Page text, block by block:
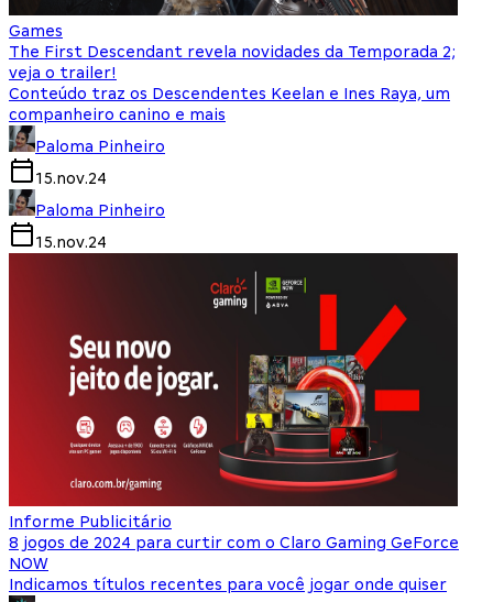
Games
The First Descendant revela novidades da Temporada 2;
veja o trailer!
Conteúdo traz os Descendentes Keelan e Ines Raya, um
companheiro canino e mais
Paloma Pinheiro
15.nov.24
Paloma Pinheiro
15.nov.24
Informe Publicitário
8 jogos de 2024 para curtir com o Claro Gaming GeForce
NOW
Indicamos títulos recentes para você jogar onde quiser